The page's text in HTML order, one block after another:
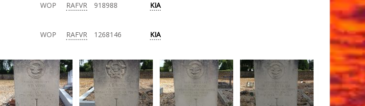
WOP RAFVR 918988 KIA
WOP RAFVR 1268146 KIA